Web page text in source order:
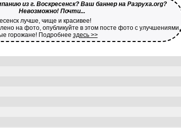
из г. Воскресенск? Ваш баннер на Разруха.org?
Невозможно! Почти...
лучше, чище и красивее!
на фото, опубликуйте в этом посте фото с улучшениями,
горожане! Подробнее здесь >>